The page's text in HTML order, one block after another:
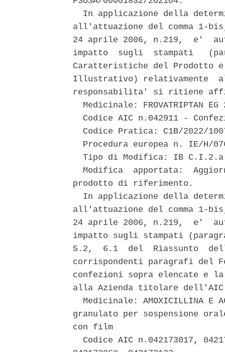
In applicazione della
all'attuazione del comma 1-
24 aprile 2006, n.219,  e'
impatto  sugli  stampati
Caratteristiche del Prodotto
Illustrativo) relativamente
responsabilita' si ritiene
Medicinale: FROVATRIPTAN
Codice AIC n.042911 -
Codice Pratica: C1B/2022/
Procedura europea n. IE/H/
Tipo di Modifica: IB
Modifica  apportata:
prodotto di riferimento.
In applicazione della
all'attuazione del comma 1-
24 aprile 2006, n.219,  e'
impatto sugli stampati
5.2,  6.1  del  Riassunto
corrispondenti paragrafi del
confezioni sopra elencate
alla Azienda titolare
Medicinale: AMOXICILLINA E
granulato per sospensione
con film
Codice AIC n.042173017,